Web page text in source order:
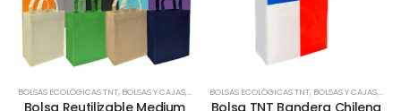
BOLSAS ECOLÓGICAS TNT, BOLSAS Y CAJAS,TODOSBOLSAS ECOLÓGICAS TNT, BOLSAS Y CAJAS,